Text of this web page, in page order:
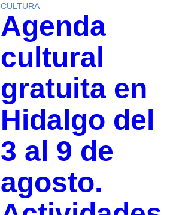
CULTURA
Agenda
cultural
gratuita en
Hidalgo del
3 al 9 de
agosto.